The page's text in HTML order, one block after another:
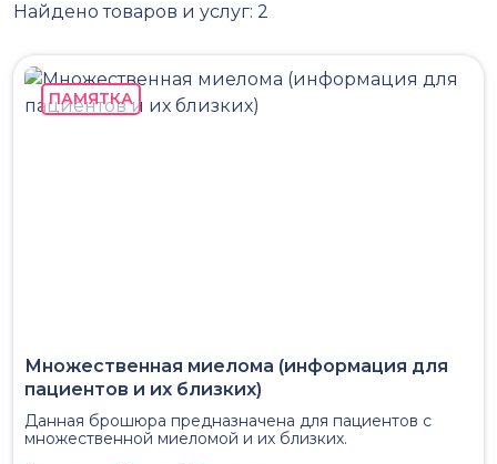
Найдено товаров и услуг: 2
ПАМЯТКА
Множественная миелома (информация для
пациентов и их близких)
Данная брошюра предназначена для пациентов с
множественной миеломой и их близких.